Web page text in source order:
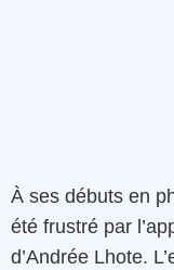
À ses débuts en
été frustré par
d’Andrée Lhote.